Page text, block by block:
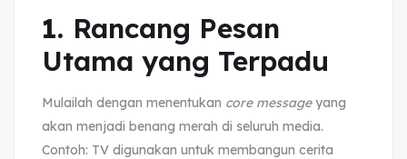
1. Rancang Pesan
Utama yang Terpadu
Mulailah dengan menentukan core messageyang
akan menjadi benang merah di seluruh media.
Contoh: TV digunakan untuk membangun cerita